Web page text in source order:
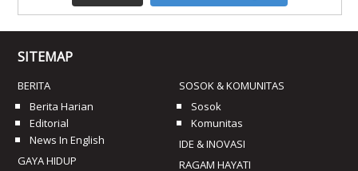
SITEMAP
BERITA
Berita Harian
Editorial
News In English
GAYA HIDUP
SOSOK & KOMUNITAS
Sosok
Komunitas
IDE & INOVASI
RAGAM HAYATI